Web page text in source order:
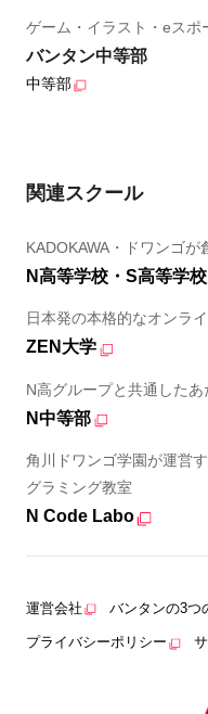
ゲーム・イラスト・eスポ
バンタン中等部
中等部
関連スクール
KADOKAWA・ドワンゴが
N高等学校・S高等学
日本発の本格的なオンラ
ZEN大学
N高グループと共通した
N中等部
角川ドワンゴ学園が運営
グラミング教室
N Code Labo
運営会社 バンタンの3つ
プライバシーポリシー